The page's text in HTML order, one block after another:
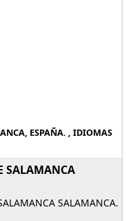
ESPAÑA. , IDIOMAS
SALAMANCA
SALAMANCA.